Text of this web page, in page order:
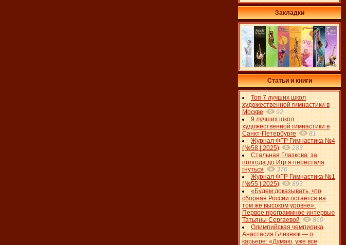
Закладки
Статьи и книги
Топ 7 лучших школ
художественной гимнастики в
Москве
92
9 лучших школ
художественной гимнастики в
Санкт-Петербурге
81
Журнал ФГР Гимнастика №4
(№58 | 2025)
283
Стальная Глазкова: за
полгода до Игр я перестала
гнуться
376
Журнал ФГР Гимнастика №1
(№55 | 2025)
893
«Будем доказывать, что
сборная России остается на
том же высоком уровне».
Первое программное интервью
Татьяны Сергаевой
860
Олимпийская чемпионка
Анастасия Близнюк — о
карьере: «Думаю, уже все